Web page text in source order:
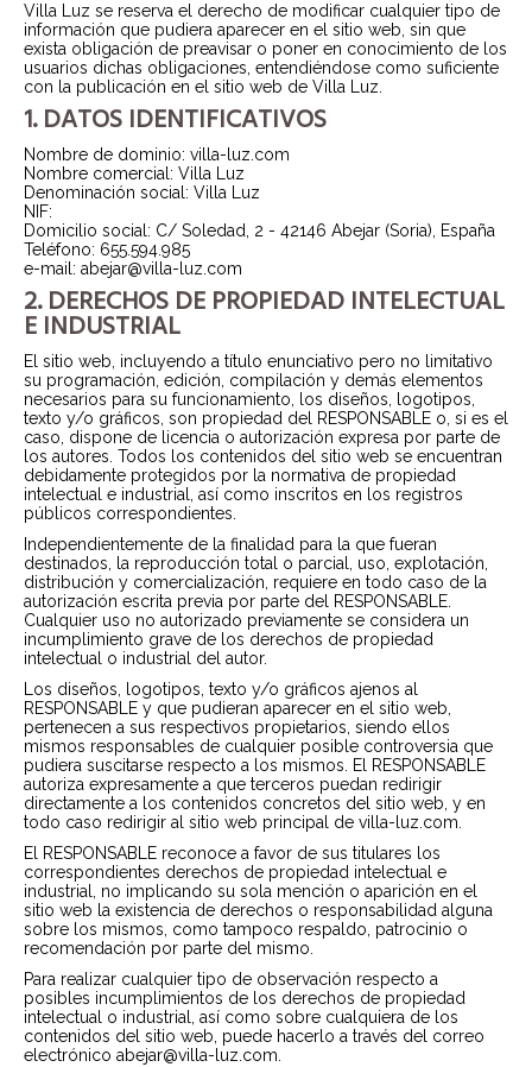
Villa Luz se reserva el derecho de modificar cualquier tipo de
información que pudiera aparecer en el sitio web, sin que
exista obligación de preavisar o poner en conocimiento de los
usuarios dichas obligaciones, entendiéndose como suficiente
con la publicación en el sitio web de Villa Luz.
1. DATOS IDENTIFICATIVOS
Nombre de dominio: villa-luz.com
Nombre comercial: Villa Luz
Denominación social: Villa Luz
NIF:
Domicilio social: C/ Soledad, 2 - 42146 Abejar (Soria), España
Teléfono: 655.594.985
e-mail: abejar@villa-luz.com
2. DERECHOS DE PROPIEDAD INTELECTUAL
E INDUSTRIAL
El sitio web, incluyendo a título enunciativo pero no limitativo
su programación, edición, compilación y demás elementos
necesarios para su funcionamiento, los diseños, logotipos,
texto y/o gráficos, son propiedad del RESPONSABLE o, si es el
caso, dispone de licencia o autorización expresa por parte de
los autores. Todos los contenidos del sitio web se encuentran
debidamente protegidos por la normativa de propiedad
intelectual e industrial, así como inscritos en los registros
públicos correspondientes.
Independientemente de la finalidad para la que fueran
destinados, la reproducción total o parcial, uso, explotación,
distribución y comercialización, requiere en todo caso de la
autorización escrita previa por parte del RESPONSABLE.
Cualquier uso no autorizado previamente se considera un
incumplimiento grave de los derechos de propiedad
intelectual o industrial del autor.
Los diseños, logotipos, texto y/o gráficos ajenos al
RESPONSABLE y que pudieran aparecer en el sitio web,
pertenecen a sus respectivos propietarios, siendo ellos
mismos responsables de cualquier posible controversia que
pudiera suscitarse respecto a los mismos. El RESPONSABLE
autoriza expresamente a que terceros puedan redirigir
directamente a los contenidos concretos del sitio web, y en
todo caso redirigir al sitio web principal de villa-luz.com.
El RESPONSABLE reconoce a favor de sus titulares los
correspondientes derechos de propiedad intelectual e
industrial, no implicando su sola mención o aparición en el
sitio web la existencia de derechos o responsabilidad alguna
sobre los mismos, como tampoco respaldo, patrocinio o
recomendación por parte del mismo.
Para realizar cualquier tipo de observación respecto a
posibles incumplimientos de los derechos de propiedad
intelectual o industrial, así como sobre cualquiera de los
contenidos del sitio web, puede hacerlo a través del correo
electrónico abejar@villa-luz.com.